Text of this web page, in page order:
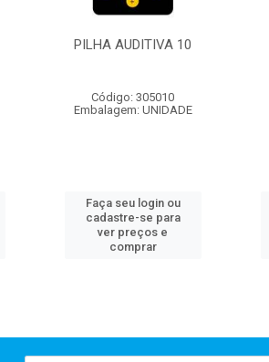
PILHA AUDITIVA 10
Código: 305010
Embalagem: UNIDADE
Faça seu login ou
cadastre-se para
ver preços e
comprar